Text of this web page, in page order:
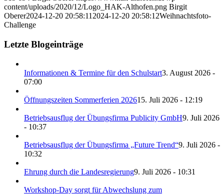
content/uploads/2020/12/Logo_HAK-Althofen.png Birgit
Oberer2024-12-20 20:58:11 2024-12-20 20:58:12Weihnachtsfoto-
Challenge
Letzte Blogeinträge
Informationen & Termine für den Schulstart3. August 2026 -
07:00
Öffnungszeiten Sommerferien 202615. Juli 2026 - 12:19
Betriebsausflug der Übungsfirma Publicity GmbH9. Juli 2026
- 10:37
Betriebsausflug der Übungsfirma „Future Trend“9. Juli 2026 -
10:32
Ehrung durch die Landesregierung9. Juli 2026 - 10:31
Workshop-Day sorgt für Abwechslung zum